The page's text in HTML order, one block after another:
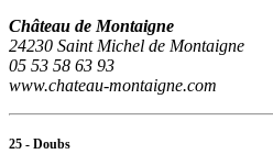
Château de Montaigne
24230 Saint Michel de Montaigne
05 53 58 63 93
www.chateau-montaigne.com
25 - Doubs